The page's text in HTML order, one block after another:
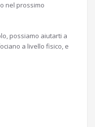
nel prossimo
possiamo aiutarti a
a livello fisico, e